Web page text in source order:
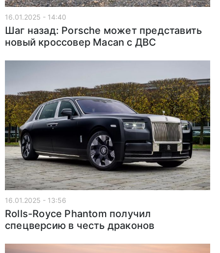
16.01.2025 - 14:40
Шаг назад: Porsche может представить
новый кроссовер Macan с ДВС
16.01.2025 - 13:56
Rolls-Royce Phantom получил
спецверсию в честь драконов